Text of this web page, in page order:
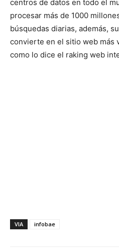
centros de datos en todo el
procesar más de 1000
búsquedas diarias, además,
convierte en el sitio web más
como lo dice el raking web
VIA infobae